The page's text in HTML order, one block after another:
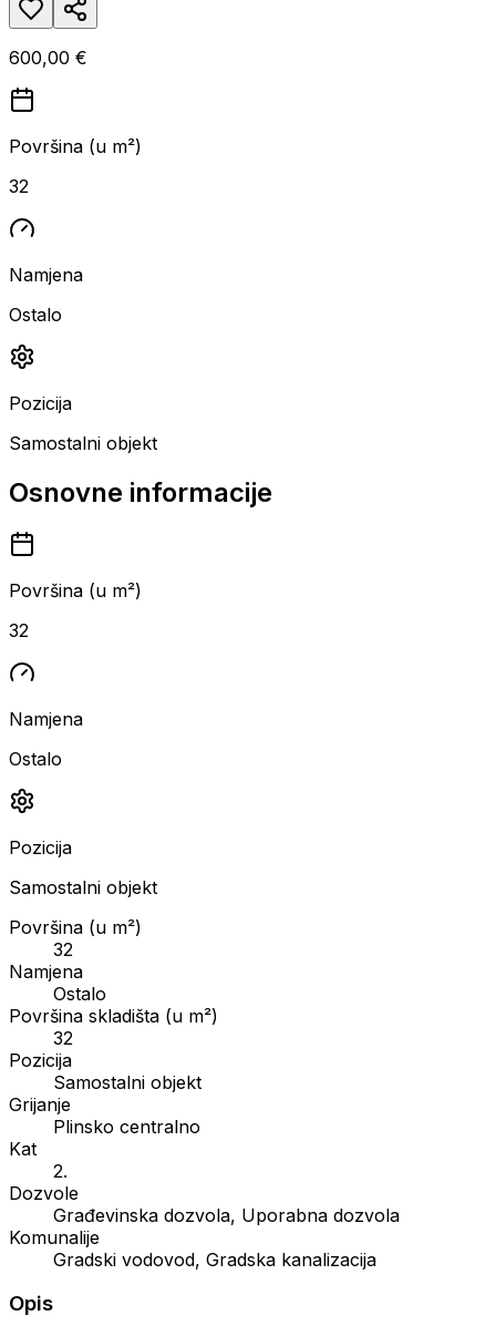
600,00 €
Površina (u m²)
32
Namjena
Ostalo
Pozicija
Samostalni objekt
Osnovne informacije
Površina (u m²)
32
Namjena
Ostalo
Pozicija
Samostalni objekt
Površina (u m²)
32
Namjena
Ostalo
Površina skladišta (u m²)
32
Pozicija
Samostalni objekt
Grijanje
Plinsko centralno
Kat
2.
Dozvole
Građevinska dozvola, Uporabna dozvola
Komunalije
Gradski vodovod, Gradska kanalizacija
Opis